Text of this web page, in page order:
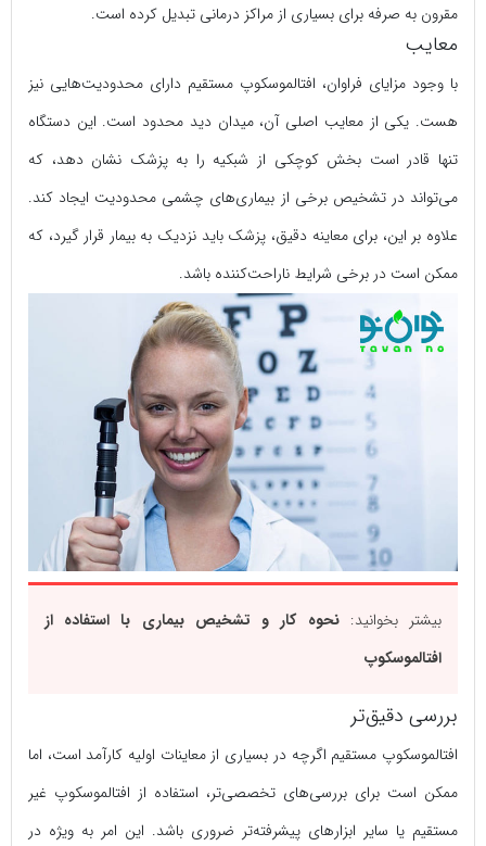
مقرون به صرفه برای بسیاری از مراکز درمانی تبدیل کرده است.
معایب
با وجود مزایای فراوان، افتالموسکوپ مستقیم دارای محدودیت‌هایی نیز
هست. یکی از معایب اصلی آن، میدان دید محدود است. این دستگاه
تنها قادر است بخش کوچکی از شبکیه را به پزشک نشان دهد، که
می‌تواند در تشخیص برخی از بیماری‌های چشمی محدودیت ایجاد کند.
علاوه بر این، برای معاینه دقیق، پزشک باید نزدیک به بیمار قرار گیرد، که
ممکن است در برخی شرایط ناراحت‌کننده باشد.
بیشتر بخوانید:نحوه کار و تشخیص بیماری با استفاده از
افتالموسکوپ
بررسی دقیق‌تر
افتالموسکوپ مستقیم اگرچه در بسیاری از معاینات اولیه کارآمد است، اما
ممکن است برای بررسی‌های تخصصی‌تر، استفاده از افتالموسکوپ غیر
مستقیم یا سایر ابزارهای پیشرفته‌تر ضروری باشد. این امر به ویژه در